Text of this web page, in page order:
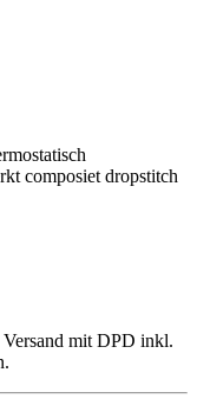
composiet dropstitch
mit DPD inkl.